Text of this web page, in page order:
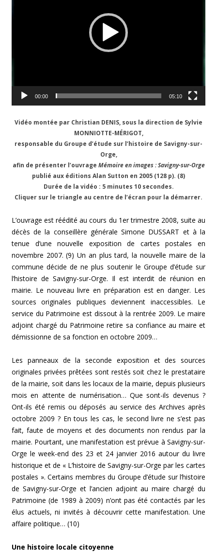
00:00 05:10
Vidéo montée par Christian DENIS, sous la direction de Sylvie
MONNIOTTE-MÉRIGOT,
responsable du Groupe d’étude sur l’histoire de Savigny-sur-
Orge,
afin de présenter l’ouvrage Mémoire en images : Savigny-sur-Orge
publié aux éditions Alan Sutton en 2005 (128 p). (8)
Durée de la vidéo : 5 minutes 10 secondes.
Cliquer sur le triangle au centre de l’écran pour la démarrer.
L’ouvrage est réédité au cours du 1er trimestre 2008, suite au
décès de la conseillère générale Simone DUSSART et à la
tenue d’une nouvelle exposition de cartes postales en
novembre 2007. (9) Un an plus tard, la nouvelle maire de la
commune décide de ne plus soutenir le Groupe d’étude sur
l’histoire de Savigny-sur-Orge. Il est interdit de réunion en
mairie. Le nouveau livre en préparation est en danger. Les
sources originales publiques deviennent inaccessibles. Le
service du Patrimoine est dissout à la rentrée 2009. Le maire
adjoint chargé du Patrimoine retire sa confiance au maire et
démissionne de sa fonction en octobre 2009…
Les panneaux de la seconde exposition et des sources
originales privées prêtées sont restés soit chez le prestataire
de la mairie, soit dans les locaux de la mairie, depuis plusieurs
mois en attente de numérisation… Que sont-ils devenus ?
Ont-ils été remis ou déposés au service des Archives après
octobre 2009 ? En tous les cas, le second livre ne s’est pas
fait, faute de moyens et des documents non rendus par la
mairie. Pourtant, une manifestation est prévue à Savigny-sur-
Orge le week-end des 23 et 24 janvier 2016 autour du livre
historique et de « L’histoire de Savigny-sur-Orge par les cartes
postales ». Certains membres du Groupe d’étude sur l’histoire
de Savigny-sur-Orge et l’ancien adjoint au maire chargé du
Patrimoine (de 1989 à 2009) n’ont pas été contactés par les
élus actuels, ni invités à découvrir cette manifestation. Une
affaire politique… (10)
Une histoire locale citoyenne